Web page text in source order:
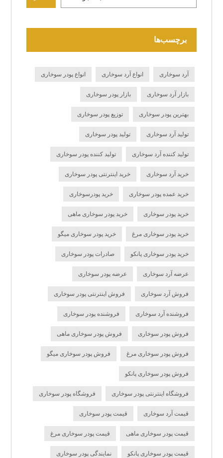
برچسب‌ها
آرد سوخاری انواع آرد سوخاری انواع پودر سوخاری
بازار آرد سوخاری بازار پودر سوخاری
بهترین پودر سوخاری توزیع پودر سوخاری
تولید آرد سوخاری تولید پودر سوخاری
تولید کننده آرد سوخاری تولید کننده پودر سوخاری
خرید آرد سوخاری خرید اینترنتی پودر سوخاری
خرید عمده پودر سوخاری خرید پودرسوخاری
خرید پودر سوخاری خرید پودر سوخاری ماهی
خرید پودر سوخاری مرغ خرید پودر سوخاری میگو
خرید پودر سوخاری پانکو صادرات پودر سوخاری
عرضه آرد سوخاری عرضه پودر سوخاری
فروش آرد سوخاری فروش اینترنتی پودر سوخاری
فروشنده آرد سوخاری فروشنده پودر سوخاری
فروش پودر سوخاری فروش پودر سوخاری ماهی
فروش پودر سوخاری مرغ فروش پودر سوخاری میگو
فروش پودر سوخاری پانکو
فروشگاه اینترنتی پودر سوخاری فروشگاه پودر سوخاری
قیمت آرد سوخاری قیمت پودر سوخاری
قیمت پودر سوخاری ماهی قیمت پودر سوخاری مرغ
قیمت پودر سوخاری پانکو نمایندگی پودر سوخاری